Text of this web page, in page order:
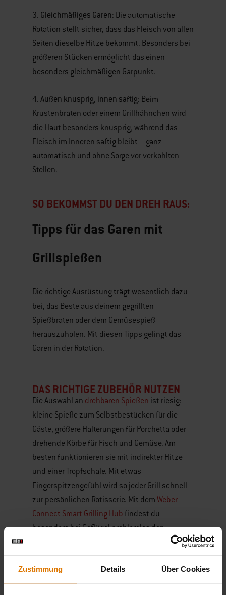
Zustimmung Details Über Cookies
3. Gleichmäßiges Garen: Die automatische
Rotation stellt sicher, dass das Fleisch von allen
Seiten dieselbe Hitze bekommt. Besonders bei
größeren Stücken ermöglicht das einen
besonders gleichmäßigen Garpunkt.
4. Außen knusprig, innen saftig: Beim
Krustenbraten oder einem Grillhähnchen wird
die Haut besonders knusprig, während das
Fleisch im Inneren saftig bleibt – ganz
automatisch und ohne Sorge vor verkohlten
Stellen.
SO BEKOMMST DU DEN DREH RAUS:
Tipps für das Garen mit
Grillspießen
Die richtige Ausrüstung trägt wesentlich dazu
bei, das Beste aus deinem gegrillten
Spießbraten oder dem Gemüsespieß
herauszuholen. Mit diesen Tipps gelingt das
Garen in der Rotation.
DAS RICHTIGE ZUBEHÖR NUTZEN
Die Auswahl an drehbaren Spießen ist riesig:
kleine Spieße zum Selbstbestücken für die
Gäste, größere Halterungen für Porchetta oder
drehende Körbe für Fisch und Gemüse. Am
besten funktionieren sie mit indirekter Hitze
und einer Tropfschale. Mit etwas
Fingerspitzengefühl wird so jeder Grill schnell
zur persönlichen Rotisserie. Mit dem Weber
Connect Smart Grilling Hub findest du
besonders bei Geflügel problemlos den
DAS FLEISCH OPTIMAL